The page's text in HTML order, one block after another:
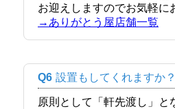
お迎えしますのでお気軽に
→ありがとう屋店舗一覧
Q6 設置もしてくれますか？
原則として「軒先渡し」